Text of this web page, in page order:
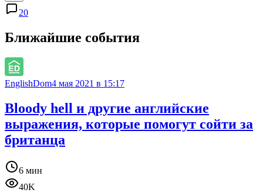
20
Ближайшие события
EnglishDom4 мая 2021 в 15:17
Bloody hell и другие английские
выражения, которые помогут сойти за
британца
6 мин
40K